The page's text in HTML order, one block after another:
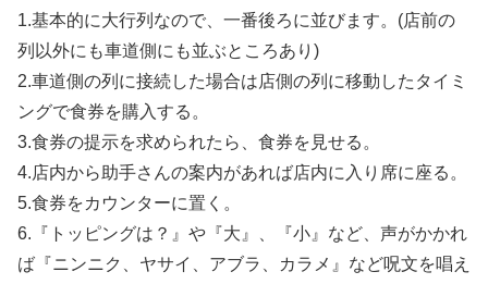
1.基本的に大行列なので、一番後ろに並びます。(店前の
列以外にも車道側にも並ぶところあり)
2.車道側の列に接続した場合は店側の列に移動したタイミ
ングで食券を購入する。
3.食券の提示を求められたら、食券を見せる。
4.店内から助手さんの案内があれば店内に入り席に座る。
5.食券をカウンターに置く。
6.『トッピングは？』や『大』、『小』など、声がかかれ
ば『ニンニク、ヤサイ、アブラ、カラメ』など呪文を唱え